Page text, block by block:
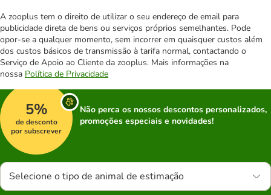
A zooplus tem o direito de utilizar o seu endereço de email para
publicidade direta de bens ou serviços próprios semelhantes. Pode
opor-se a qualquer momento, sem incorrer em quaisquer custos além
dos custos básicos de transmissão à tarifa normal, contactando o
Serviço de Apoio ao Cliente da zooplus. Mais informações na
nossa Política de Privacidade
5%
de desconto
por subscrever
Não perca os nossos descontos personalizados,
promoções especiais e novidades!
Selecione o tipo de animal de estimação